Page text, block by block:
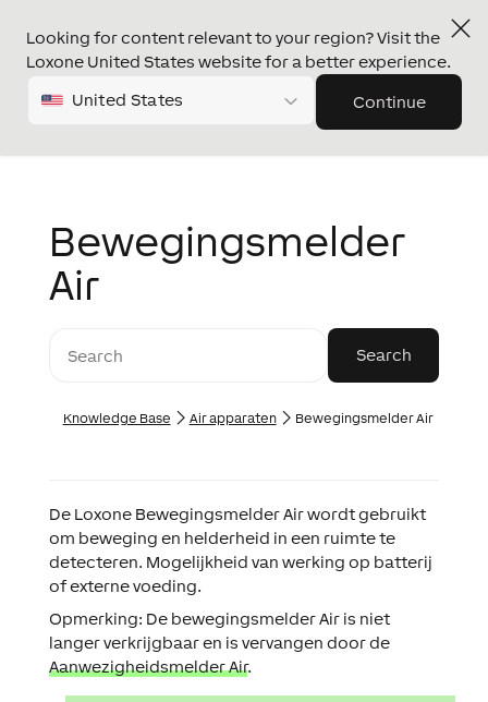
Looking for content relevant to your region? Visit the
Loxone United States website for a better experience.
United States Continue
Bewegingsmelder
Air
Knowledge Base Air apparaten Bewegingsmelder Air
De Loxone Bewegingsmelder Air wordt gebruikt
om beweging en helderheid in een ruimte te
detecteren. Mogelijkheid van werking op batterij
of externe voeding.
Opmerking: De bewegingsmelder Air is niet
langer verkrijgbaar en is vervangen door de
Aanwezigheidsmelder Air.